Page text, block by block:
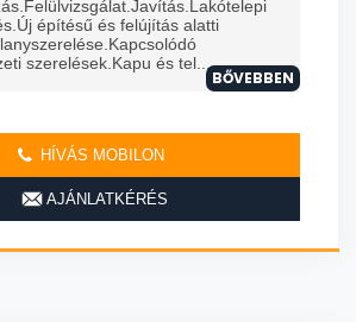
építésű és felújítás alatti
szerelések.Kapu és tel...
BŐVEBBEN
HÍVÁS MOBILON
AJÁNLATKÉRÉS